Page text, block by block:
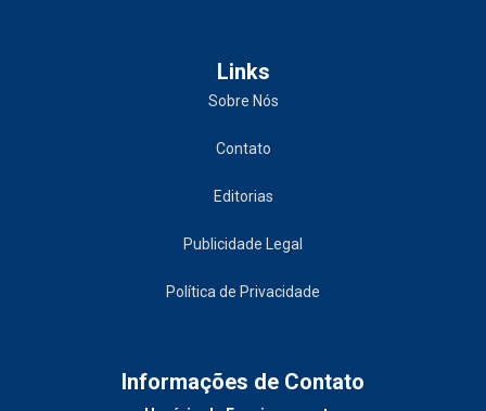
Links
Sobre Nós
Contato
Editorias
Publicidade Legal
Política de Privacidade
Informações de Contato